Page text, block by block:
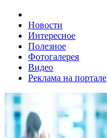
Новости
Интересное
Полезное
Фотогалерея
Видео
Реклама на портале